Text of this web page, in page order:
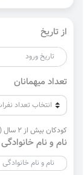
از تاریخ
تعداد میهمانان
کودکان بیش از 2 سال ((یک نفر )) محسوب می شوند
نام و نام خانوادگی